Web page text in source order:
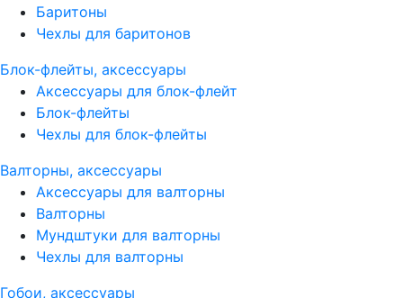
Баритоны
Чехлы для баритонов
Блок-флейты, аксессуары
Аксессуары для блок-флейт
Блок-флейты
Чехлы для блок-флейты
Валторны, аксессуары
Аксессуары для валторны
Валторны
Мундштуки для валторны
Чехлы для валторны
Гобои, аксессуары